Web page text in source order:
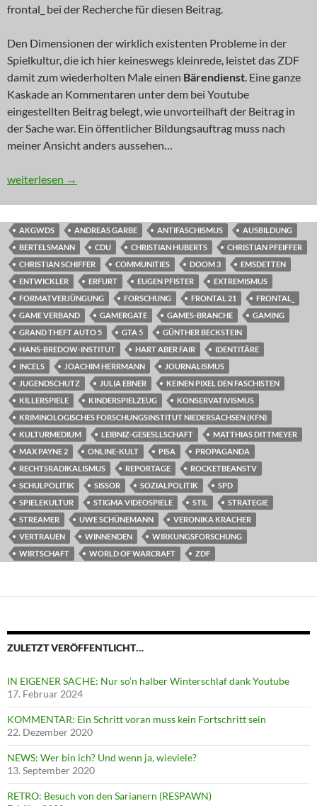
frontal_ bei der Recherche für diesen Beitrag.
Den Dimensionen der wirklich existenten Probleme in der
Spielkultur, die ich hier keineswegs kleinrede, leistet das ZDF
damit zum wiederholten Male einen Bärendienst. Eine ganze
Kaskade an Kommentaren unter dem bei Youtube
eingestellten Beitrag belegt, wie unvorteilhaft der Beitrag in
der Sache war. Ein öffentlicher Bildungsauftrag muss nach
meiner Ansicht anders aussehen…
KOMMENTAR: Ein Schritt voran muss kein Fortschritt sein
weiterlesen →
AKGWDS ANDREAS GARBE ANTIFASCHISMUS
AUSBILDUNG
BERTELSMANN
CDU CHRISTIAN HUBERTS
CHRISTIAN PFEIFFER
CHRISTIAN SCHIFFER
COMMUNITIES DOOM 3
EMSDETTEN
ENTWICKLER
ERFURT EUGEN PFISTER
EXTREMISMUS
FORMATVERJÜNGUNG
FORSCHUNG FRONTAL 21
FRONTAL_
GAME VERBAND
GAMERGATE GAMES-BRANCHE
GAMING
GRAND THEFT AUTO 5
GTA 5
GÜNTHER BECKSTEIN
HANS-BREDOW-INSTITUT
HART ABER FAIR
IDENTITÄRE
INCELS
JOACHIM HERRMANN
JOURNALISMUS
JUGENDSCHUTZ
JULIA EBNER
KEINEN PIXEL DEN FASCHISTEN
KILLERSPIELE
KINDERSPIELZEUG
KONSERVATIVISMUS
KRIMINOLOGISCHES FORSCHUNGSINSTITUT NIEDERSACHSEN (KFN)
KULTURMEDIUM
LEIBNIZ-GESESLLSCHAFT
MATTHIAS DITTMEYER
MAX PAYNE 2
ONLINE-KULT PISA
PROPAGANDA
RECHTSRADIKALISMUS
REPORTAGE
ROCKETBEANSTV
SCHULPOLITIK
SISSOR SOZIALPOLITIK
SPD
SPIELEKULTUR
STIGMA VIDEOSPIELE STIL
STRATEGIE
STREAMER
UWE SCHÜNEMANN
VERONIKA KRACHER
VERTRAUEN
WINNENDEN
WIRKUNGSFORSCHUNG
WIRTSCHAFT
WORLD OF WARCRAFT ZDF
ZULETZT VERÖFFENTLICHT…
IN EIGENER SACHE: Nur so’n halber Winterschlaf dank Youtube
17. Februar 2024
KOMMENTAR: Ein Schritt voran muss kein Fortschritt sein
22. Dezember 2020
NEWS: Wer bin ich? Und wenn ja, wieviele?
13. September 2020
RETRO: Besuch von den Sarianern (RESPAWN)